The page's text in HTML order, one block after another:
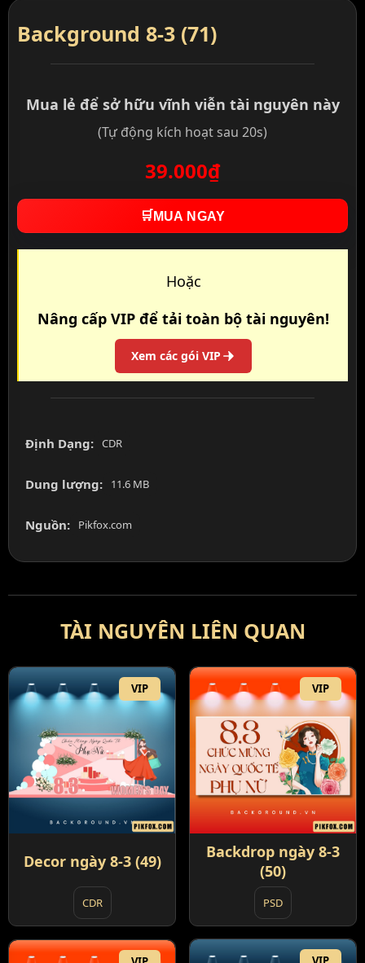
Background 8-3 (71)
Mua lẻ để sở hữu vĩnh viễn tài nguyên này
(Tự động kích hoạt sau 20s)
39.000₫
🛒 MUA NGAY
Hoặc
Nâng cấp VIP để tải toàn bộ tài nguyên!
Xem các gói VIP
Định Dạng: CDR
Dung lượng: 11.6 MB
Nguồn: Pikfox.com
TÀI NGUYÊN LIÊN QUAN
VIP
Decor ngày 8-3 (49)
CDR
VIP
Backdrop ngày 8-3
(50)
PSD